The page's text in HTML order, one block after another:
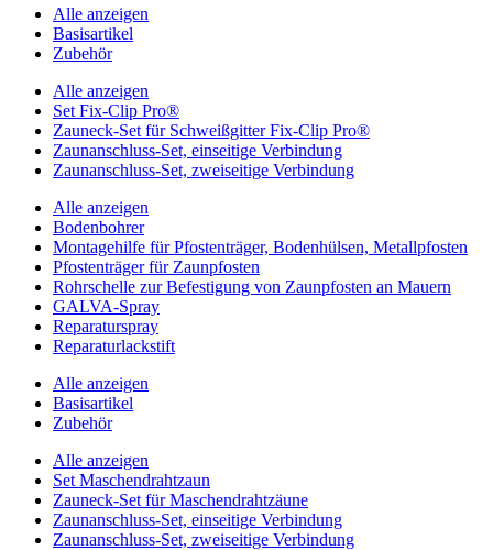
Alle anzeigen
Basisartikel
Zubehör
Alle anzeigen
Set Fix-Clip Pro®
Zauneck-Set für Schweißgitter Fix-Clip Pro®
Zaunanschluss-Set, einseitige Verbindung
Zaunanschluss-Set, zweiseitige Verbindung
Alle anzeigen
Bodenbohrer
Montagehilfe für Pfostenträger, Bodenhülsen, Metallpfosten
Pfostenträger für Zaunpfosten
Rohrschelle zur Befestigung von Zaunpfosten an Mauern
GALVA-Spray
Reparaturspray
Reparaturlackstift
Alle anzeigen
Basisartikel
Zubehör
Alle anzeigen
Set Maschendrahtzaun
Zauneck-Set für Maschendrahtzäune
Zaunanschluss-Set, einseitige Verbindung
Zaunanschluss-Set, zweiseitige Verbindung